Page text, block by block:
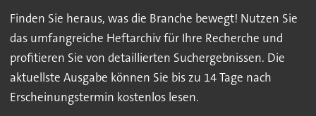
Finden Sie heraus, was die Branche bewegt! Nutzen Sie
das umfangreiche Heftarchiv für Ihre Recherche und
profitieren Sie von detaillierten Suchergebnissen. Die
aktuellste Ausgabe können Sie bis zu 14 Tage nach
Erscheinungstermin kostenlos lesen.